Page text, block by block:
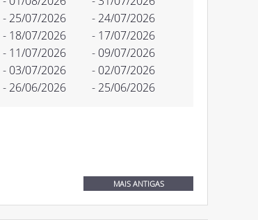
- 25/07/2026
- 24/07/2026
- 18/07/2026
- 17/07/2026
- 11/07/2026
- 09/07/2026
- 03/07/2026
- 02/07/2026
- 26/06/2026 - 25/06/2026
MAIS ANTIGAS